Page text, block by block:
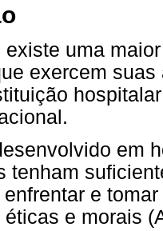
existe uma
exercem
em
tenham
e
e morais